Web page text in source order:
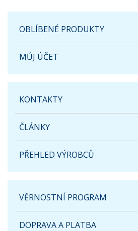
OBLÍBENÉ PRODUKTY
MŮJ ÚČET
KONTAKTY
ČLÁNKY
PŘEHLED VÝROBCŮ
VĚRNOSTNÍ PROGRAM
DOPRAVA A PLATBA